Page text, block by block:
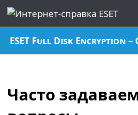
ESET Full Disk Encryption
Часто